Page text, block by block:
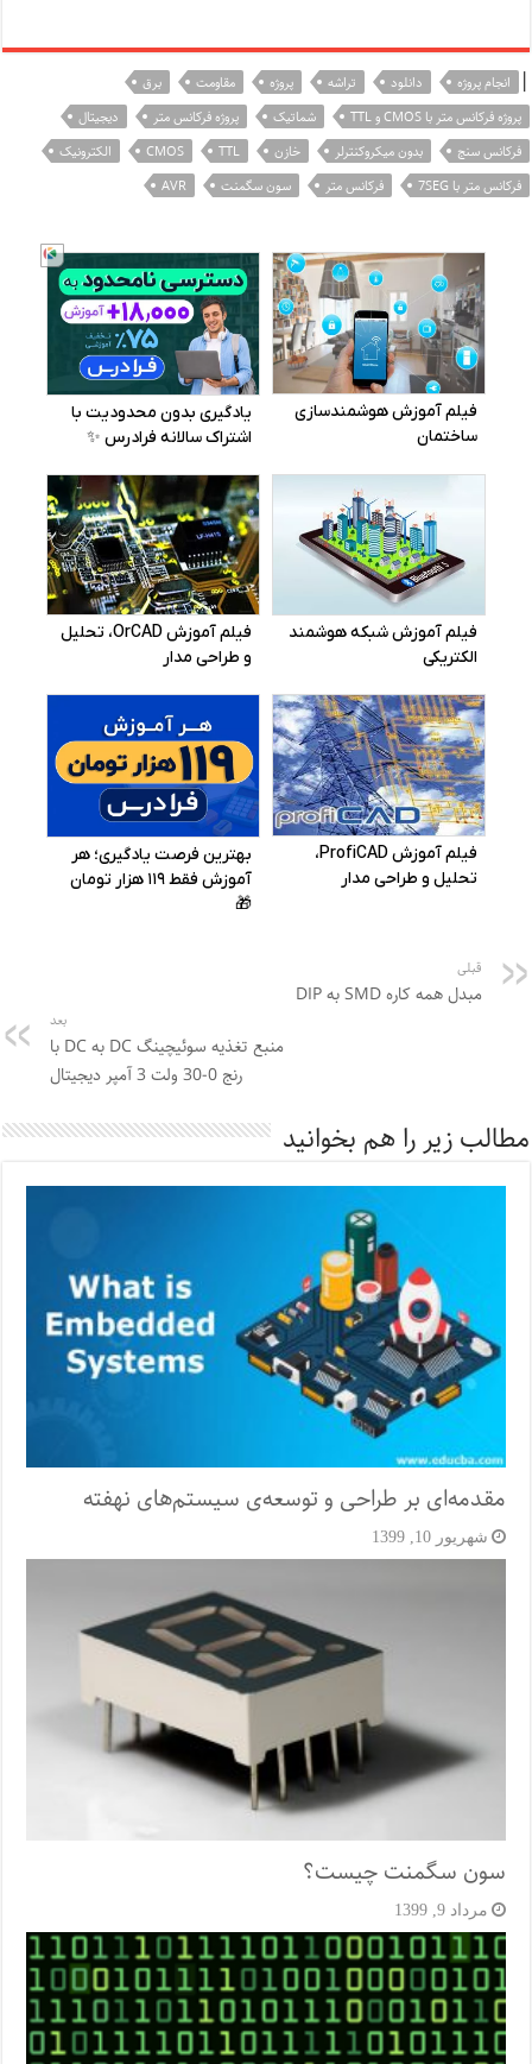
| انجام پروژه دانلود تراشه پروژه مقاومت
برق
پروژه فرکانس متر با CMOS و TTL
شماتیک پروژه فرکانس متر
دیجیتال
فرکانس سنج
بدون میکروکنترلر خازن TTL
CMOS
الکترونیک
فرکانس متر با 7SEG
فرکانس متر سون سگمنت AVR
قبلی
مبدل همه کاره SMD به DIP
بعد
منبع تغذیه سوئیچینگ DC به DC با
رنج 0-30 ولت 3 آمپر دیجیتال
مطالب زیر را هم بخوانید
مقدمه‌‌ای بر طراحی و توسعه‌ی سیستم‌های نهفته
شهریور 10, 1399
سون سگمنت چیست؟
مرداد 9, 1399